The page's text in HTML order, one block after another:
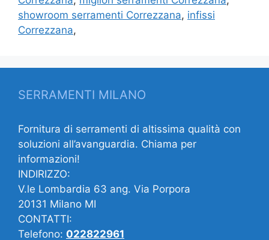
showroom serramenti Correzzana, infissi
Correzzana,
SERRAMENTI MILANO
Fornitura di serramenti di altissima qualità con
soluzioni all’avanguardia. Chiama per
informazioni!
INDIRIZZO:
V.le Lombardia 63 ang. Via Porpora
20131 Milano MI
CONTATTI:
Telefono: 022822961